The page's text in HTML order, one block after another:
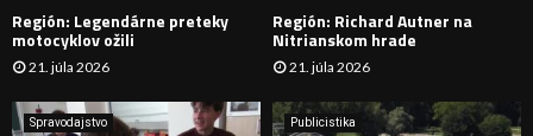
A
Región: Legendárne preteky
motocyklov ožili
21. júla 2026
Región: Richard Autner na
Nitrianskom hrade
21. júla 2026
Spravodajstvo Publicistika